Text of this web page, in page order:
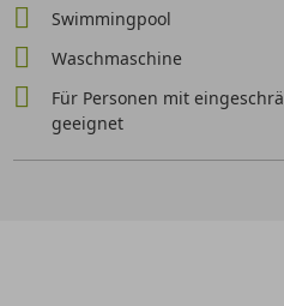
Swimmingpool
Waschmaschine
Für Personen mit
geeignet